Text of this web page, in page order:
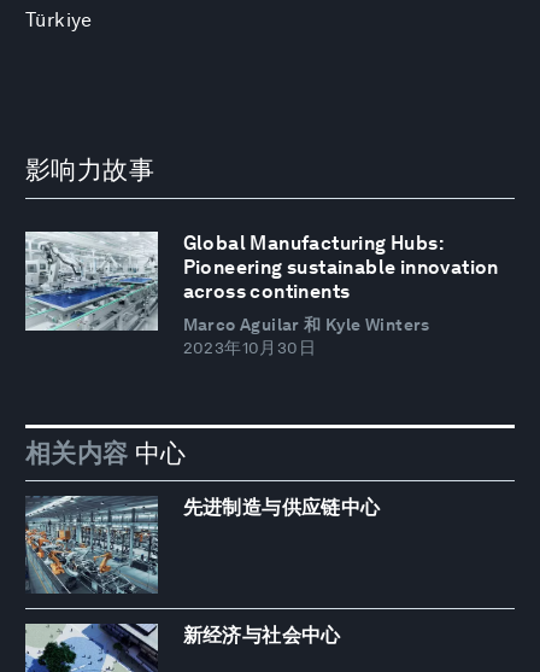
Türkiye
影响力故事
Global Manufacturing Hubs:
Pioneering sustainable innovation
across continents
Marco Aguilar 和 Kyle Winters
2023年10月30日
相关内容 中心
先进制造与供应链中心
新经济与社会中心